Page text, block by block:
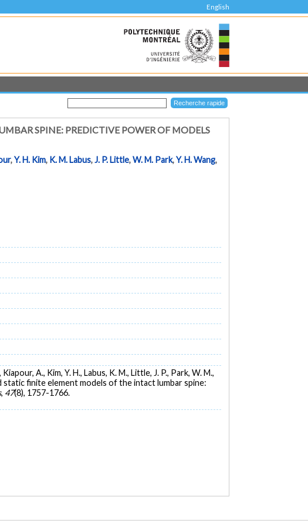
English
SPINE: PREDICTIVE POWER OF MODELS
,Y. H. Kim, K. M. Labus,J. P. Little,W. M. Park,Y. H. Wang,
A., Kim, Y. H., Labus, K. M., Little, J. P., Park, W. M.,
static finite element models of the intact lumbar spine:
, 47(8), 1757-1766.